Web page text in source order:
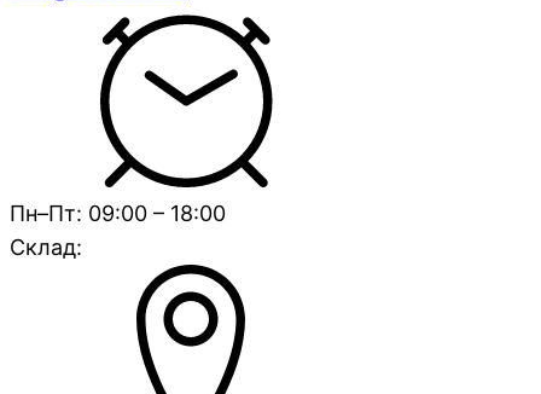
Пн–Пт: 09:00 – 18:00
Склад: